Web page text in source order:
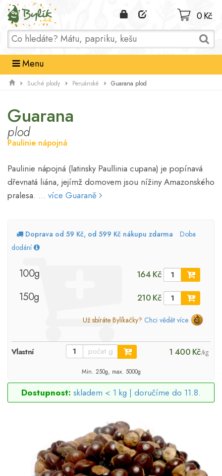
Domů
0 Kč
Menu
Suché plody Peruánské Guarana plod
Guarana
plod
Paulinie nápojná
Paulinie nápojná (latinsky Paullinia cupana) je popínavá
dřevnatá liána, jejímž domovem jsou nížiny Amazonského
pralesa. ... více Guaraně
Doprava od 59 Kč, od 599 Kč nákupu zdarma
Doba
dodání
100g 164 Kč
150g 210 Kč
Už sbíráte Bylíkačky? Chci vědět více
Vlastní 1 400 Kč/kg
Min. 250g, max. 5000g
Dostupnost: skladem < 1 kg | doručíme do 11.8.